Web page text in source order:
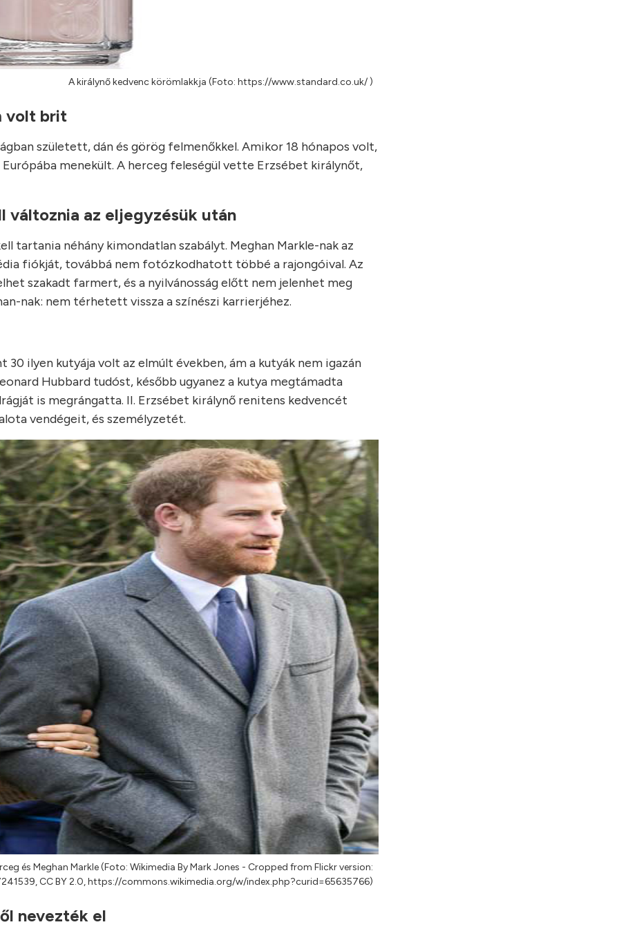
A királynő kedvenc körömlakkja (Foto: https://www.standard.co.uk/ )
volt brit
született, dán és görög felmenőkkel. Amikor 18 hónapos volt,
menekült. A herceg feleségül vette Erzsébet királynőt,
változnia az eljegyzésük után
tartania néhány kimondatlan szabályt. Meghan Markle-nak az
fiókját, továbbá nem fotózkodhatott többé a rajongóival. Az
szakadt farmert, és a nyilvánosság előtt nem jelenhet meg
nak: nem térhetett vissza a színészi karrierjéhez.
ilyen kutyája volt az elmúlt években, ám a kutyák nem igazán
Hubbard tudóst, később ugyanez a kutya megtámadta
is megrángatta. II. Erzsébet királynő renitens kedvencét
vendégeit, és személyzetét.
és Meghan Markle (Foto: Wikimedia By Mark Jones - Cropped from Flickr version:
CC BY 2.0, https://commons.wikimedia.org/w/index.php?curid=65635766)
nevezték el